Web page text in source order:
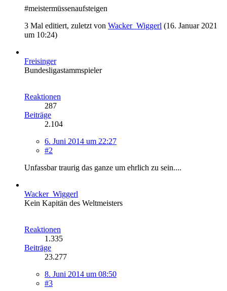
#meistermüssenaufsteigen
3 Mal editiert, zuletzt von Wacker_Wiggerl (16. Januar 2021
um 10:24)
Freisinger
Bundesligastammspieler
Reaktionen
287
Beiträge
2.104
6. Juni 2014 um 22:27
#2
Unfassbar traurig das ganze um ehrlich zu sein....
Wacker_Wiggerl
Kein Kapitän des Weltmeisters
Reaktionen
1.335
Beiträge
23.277
8. Juni 2014 um 08:50
#3